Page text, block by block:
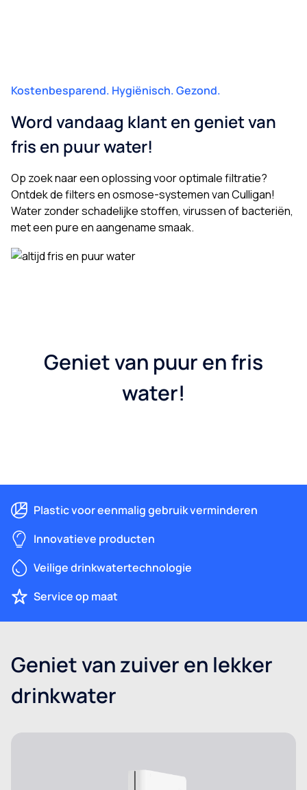
Kostenbesparend. Hygiënisch. Gezond.
Word vandaag klant en geniet van
fris en puur water!
Op zoek naar een oplossing voor optimale filtratie?
Ontdek de filters en osmose-systemen van Culligan!
Water zonder schadelijke stoffen, virussen of bacteriën,
met een pure en aangename smaak.
Geniet van puur en fris
water!
Plastic voor eenmalig gebruik verminderen
Innovatieve producten
Veilige drinkwatertechnologie
Service op maat
Geniet van zuiver en lekker
drinkwater